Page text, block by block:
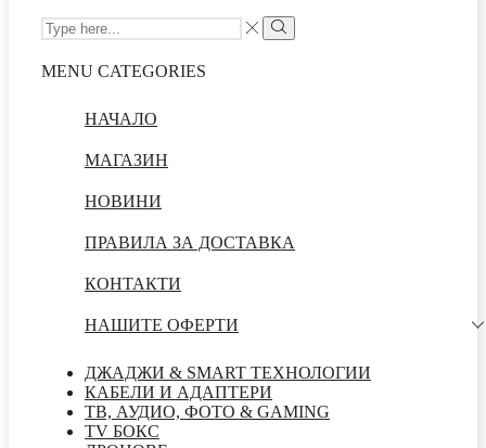
SEARCH
INPUT
Search
MENU CATEGORIES
НАЧАЛО
МАГАЗИН
НОВИНИ
ПРАВИЛА ЗА ДОСТАВКА
КОНТАКТИ
НАШИТЕ ОФЕРТИ
ДЖАДЖИ & SMART ТЕХНОЛОГИИ
КАБЕЛИ И АДАПТЕРИ
ТВ, АУДИО, ФОТО & GAMING
TV БОКС